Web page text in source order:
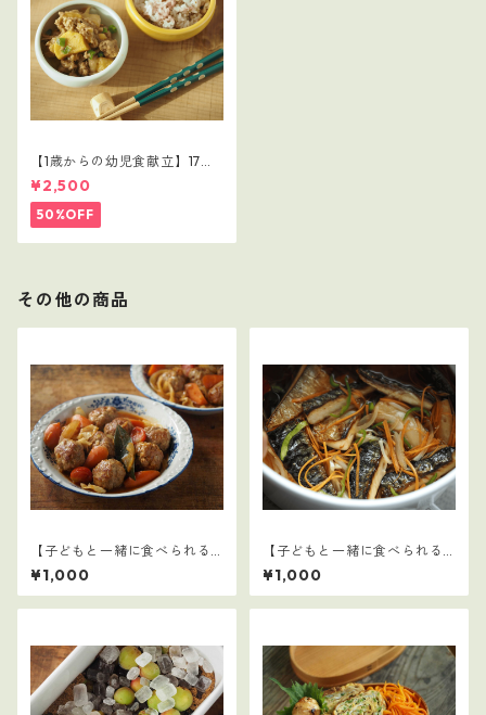
【1歳からの幼児食献立】17レ
シピつき
¥2,500
50%OFF
その他の商品
【子どもと一緒に食べられる
ごはん】3
¥1,000
【子どもと一緒に食べられる
ごはん】19
¥1,000